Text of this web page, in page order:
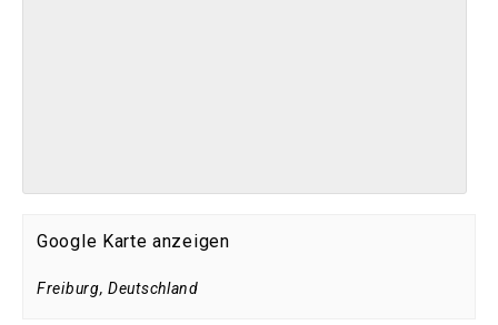
Google Karte anzeigen
Freiburg, Deutschland